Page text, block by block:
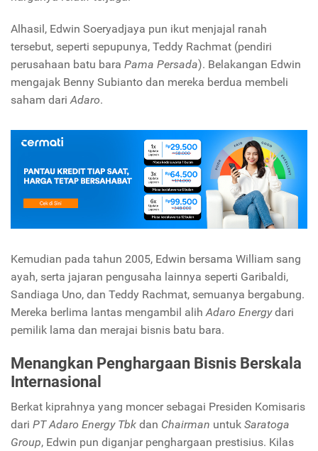
Alhasil, Edwin Soeryadjaya pun ikut menjajal ranah
tersebut, seperti sepupunya, Teddy Rachmat (pendiri
perusahaan batu bara Pama Persada). Belakangan Edwin
mengajak Benny Subianto dan mereka berdua membeli
saham dariAdaro.
Kemudian pada tahun 2005, Edwin bersama William sang
ayah, serta jajaran pengusaha lainnya seperti Garibaldi,
Sandiaga Uno, dan Teddy Rachmat, semuanya bergabung.
Mereka berlima lantas mengambil alihAdaro Energydari
pemilik lama dan merajai bisnis batu bara.
Menangkan Penghargaan Bisnis Berskala
Internasional
Berkat kiprahnya yang moncer sebagai Presiden Komisaris
dari PT Adaro Energy Tbk dan Chairman untuk Saratoga
Group, Edwin pun diganjar penghargaan prestisius. Kilas